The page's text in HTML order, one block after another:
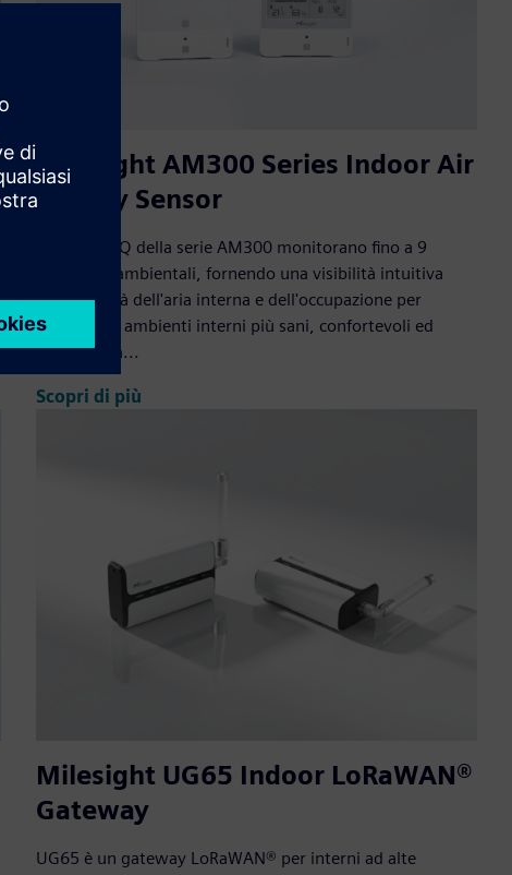
Milesight AM300 Series Indoor Air
Quality Sensor
I sensori IAQ della serie AM300 monitorano fino a 9
parametri ambientali, fornendo una visibilità intuitiva
della qualità dell'aria interna e dell'occupazione per
supportare ambienti interni più sani, confortevoli ed
efficienti da...
Scopri di più
Milesight UG65 Indoor LoRaWAN®
Gateway
UG65 è un gateway LoRaWAN® per interni ad alte